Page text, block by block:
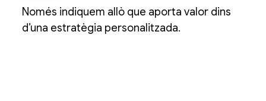
Només indiquem allò que aporta valor dins
d’una estratègia personalitzada.